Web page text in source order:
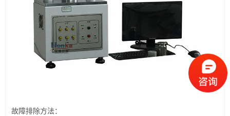
故障排除方法：